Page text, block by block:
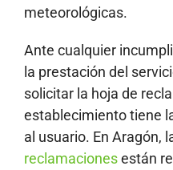
meteorológicas.
Ante cualquier
la prestación del
solicitar la hoja de
establecimiento tiene
al usuario. En Aragón,
reclamacionesestán